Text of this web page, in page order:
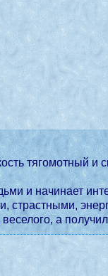
тягомотный и
и начинает
страстными,
а